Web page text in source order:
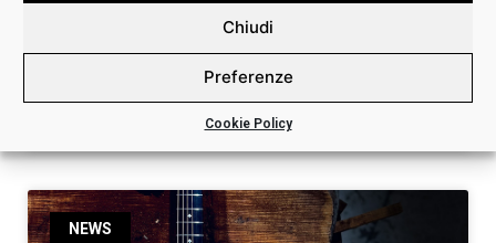
Chiudi
Preferenze
Cookie Policy
NEWS